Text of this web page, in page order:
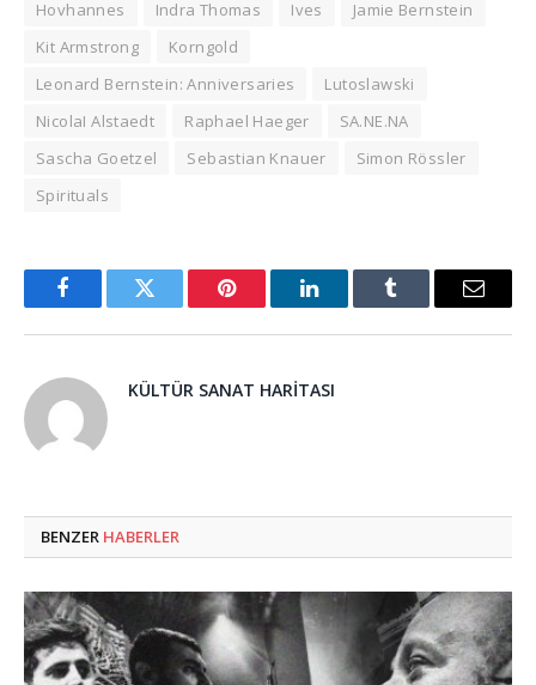
Hovhannes
Indra Thomas Ives
Jamie Bernstein
Kit Armstrong
Korngold
Leonard Bernstein: Anniversaries
Lutoslawski
NicolaI Alstaedt
Raphael Haeger
SA.NE.NA
Sascha Goetzel
Sebastian Knauer
Simon Rössler
Spirituals
FacebookTwitter Pinterest LinkedInTumblr Email
KÜLTÜR SANAT HARITASI
BENZER HABERLER